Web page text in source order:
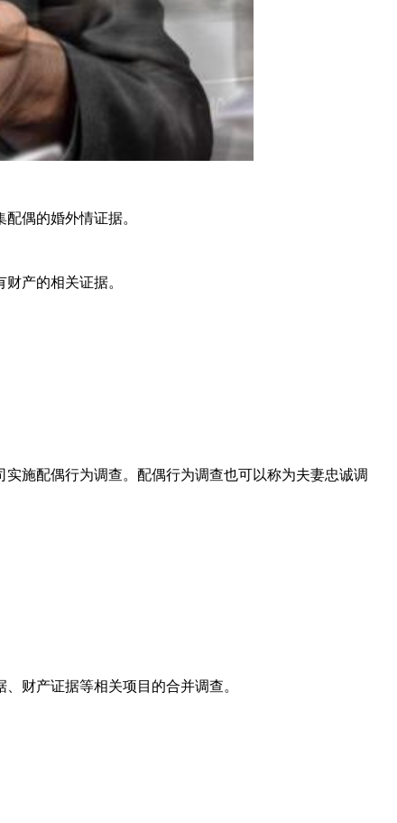
偶的婚外情证据。
产的相关证据。
施配偶行为调查。配偶行为调查也可以称为夫妻忠诚调
财产证据等相关项目的合并调查。